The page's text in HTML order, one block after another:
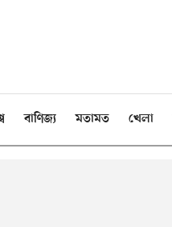
বাণিজ্য মতামত খেলা